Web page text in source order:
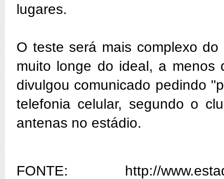
lugares.
O teste será mais complexo
muito longe do ideal, a menos
divulgou comunicado pedindo
telefonia celular, segundo o
antenas no estádio.
FONTE: http://